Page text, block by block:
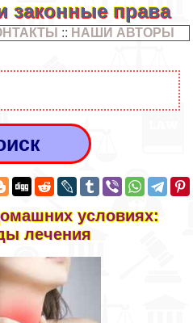
законные права
:: НАШИ АВТОРЫ
условиях:
лечения